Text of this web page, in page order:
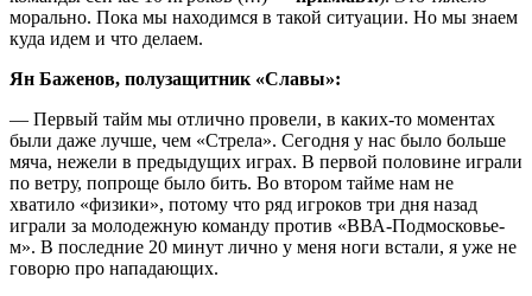
морально. Пока мы находимся в такой ситуации. Но мы знаем
куда идем и что делаем.
Ян Баженов, полузащитник «Славы»:
— Первый тайм мы отлично провели, в каких-то моментах
были даже лучше, чем «Стрела». Сегодня у нас было больше
мяча, нежели в предыдущих играх. В первой половине играли
по ветру, попроще было бить. Во втором тайме нам не
хватило «физики», потому что ряд игроков три дня назад
играли за молодежную команду против «ВВА-Подмосковье-
м». В последние 20 минут лично у меня ноги встали, я уже не
говорю про нападающих.